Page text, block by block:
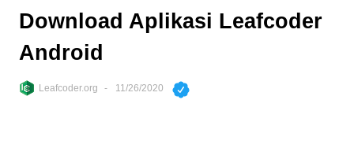
Download Aplikasi Leafcoder
Android
Leafcoder.org 11/26/2020